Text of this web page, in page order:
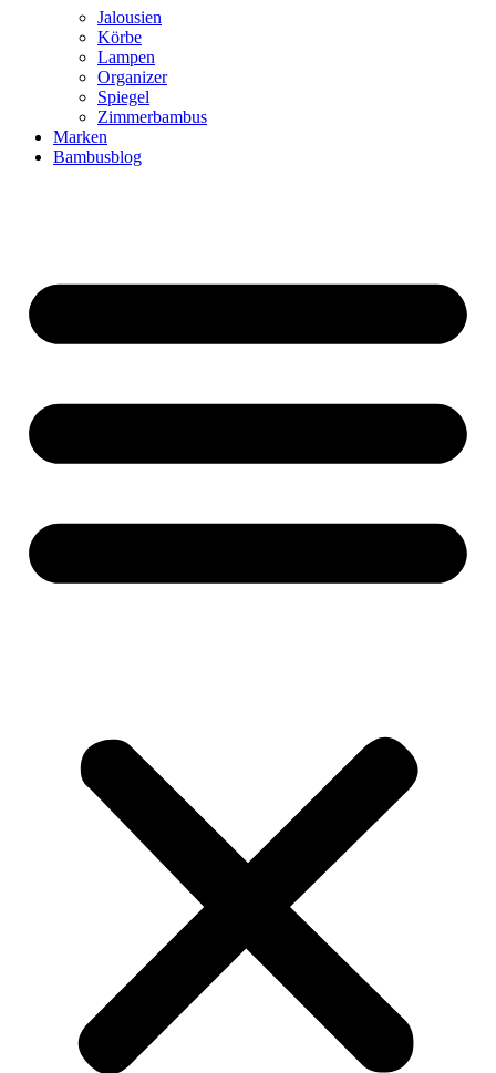
Jalousien
Körbe
Lampen
Organizer
Spiegel
Zimmerbambus
Marken
Bambusblog